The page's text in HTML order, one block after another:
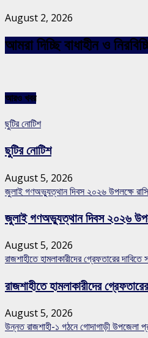
August 2, 2026
আমরা দিচ্ছি বাধাহীন ও
আরও খবর
ছুটির নোটিশ
ছুটির নোটিশ
August 5, 2026
জুলাই গণঅভ্যুত্থান দিবস ২০২৬ উপলক্ষে
জুলাই গণঅভ্যুত্থান দিবস ২০২৬
August 5, 2026
রাজশাহীতে হামলাকারীদের গ্রেফতারের দাবিতে
রাজশাহীতে হামলাকারীদের
August 5, 2026
উন্নত রাজশাহী-১ গঠনে গোদাগাড়ী উপজেলা